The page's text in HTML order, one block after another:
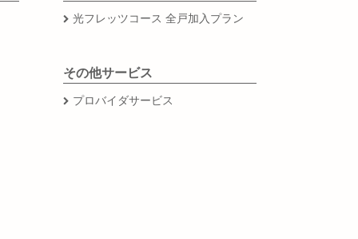
光フレッツコース 全戸加入プラン
その他サービス
プロバイダサービス